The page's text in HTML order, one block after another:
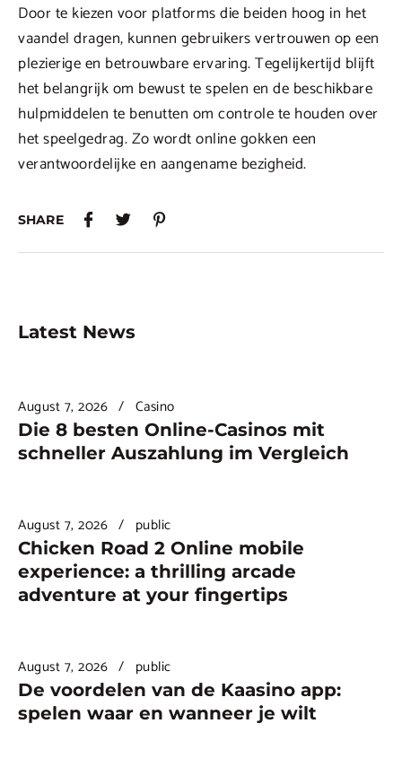
Door te kiezen voor platforms die beiden hoog in het
vaandel dragen, kunnen gebruikers vertrouwen op een
plezierige en betrouwbare ervaring. Tegelijkertijd blijft
het belangrijk om bewust te spelen en de beschikbare
hulpmiddelen te benutten om controle te houden over
het speelgedrag. Zo wordt online gokken een
verantwoordelijke en aangename bezigheid.
SHARE
Latest News
August 7, 2026 Casino
Die 8 besten Online-Casinos mit
schneller Auszahlung im Vergleich
August 7, 2026 public
Chicken Road 2 Online mobile
experience: a thrilling arcade
adventure at your fingertips
August 7, 2026 public
De voordelen van de Kaasino app:
spelen waar en wanneer je wilt